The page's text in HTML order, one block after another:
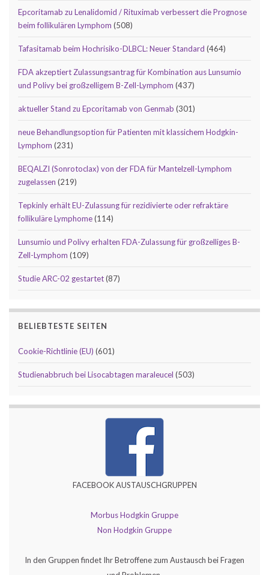
Epcoritamab zu Lenalidomid / Rituximab verbessert die Prognose
beim follikulären Lymphom (508)
Tafasitamab beim Hochrisiko-DLBCL: Neuer Standard (464)
FDA akzeptiert Zulassungsantrag für Kombination aus Lunsumio
und Polivy bei großzelligem B-Zell-Lymphom (437)
aktueller Stand zu Epcoritamab von Genmab (301)
neue Behandlungsoption für Patienten mit klassichem Hodgkin-
Lymphom (231)
BEQALZI (Sonrotoclax) von der FDA für Mantelzell-Lymphom
zugelassen (219)
Tepkinly erhält EU-Zulassung für rezidivierte oder refraktäre
follikuläre Lymphome(114)
Lunsumio und Polivy erhalten FDA-Zulassung für großzelliges B-
Zell-Lymphom (109)
Studie ARC-02 gestartet(87)
BELIEBTESTE SEITEN
Cookie-Richtlinie (EU) (601)
Studienabbruch bei Lisocabtagen maraleucel (503)
FACEBOOK AUSTAUSCHGRUPPEN
Morbus Hodgkin Gruppe
Non Hodgkin Gruppe
In den Gruppen findet Ihr Betroffene zum Austausch bei Fragen